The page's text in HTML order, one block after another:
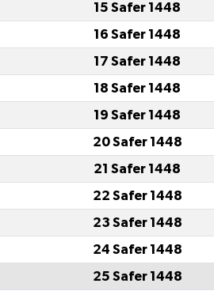
15 Safer 1448
16 Safer 1448
17 Safer 1448
18 Safer 1448
19 Safer 1448
20 Safer 1448
21 Safer 1448
22 Safer 1448
23 Safer 1448
24 Safer 1448
25 Safer 1448